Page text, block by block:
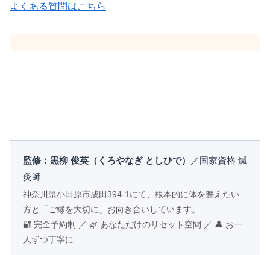
よくある質問はこちら
監修：黒柳 俊英（くろやなぎ としひで）
／国家資格 鍼
灸師
神奈川県小田原市成田394-1にて、根本的に体を整えたい
方と「ご縁を大切に」お向き合いしています。
🔐 完全予約制 ／ 🌿 あなただけのリセット空間 ／ 👤 お一
人ずつ丁寧に